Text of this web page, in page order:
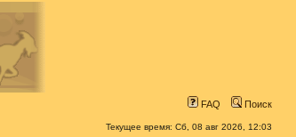
FAQ Поиск
Текущее время: Сб, 08 авг 2026, 12:03